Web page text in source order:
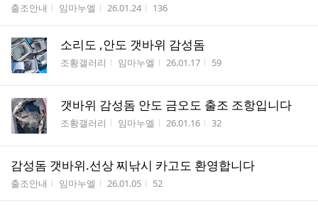
게시판명
출조안내 작성자
임마누엘 작성시간
26.01.24 조회수
136
소리도 ,안도 갯바위 감성돔
게시판명
조황갤러리 작성자
임마누엘 작성시간
26.01.17 조회수
59
갯바위 감성돔 안도 금오도 출조 조항입니다
게시판명
조황갤러리 작성자
임마누엘 작성시간
26.01.16 조회수
32
감성돔 갯바위.선상 찌낚시 카고도 환영합니다
게시판명
출조안내 작성자
임마누엘 작성시간
26.01.05 조회수
52